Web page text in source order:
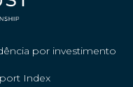
por investimento
Index